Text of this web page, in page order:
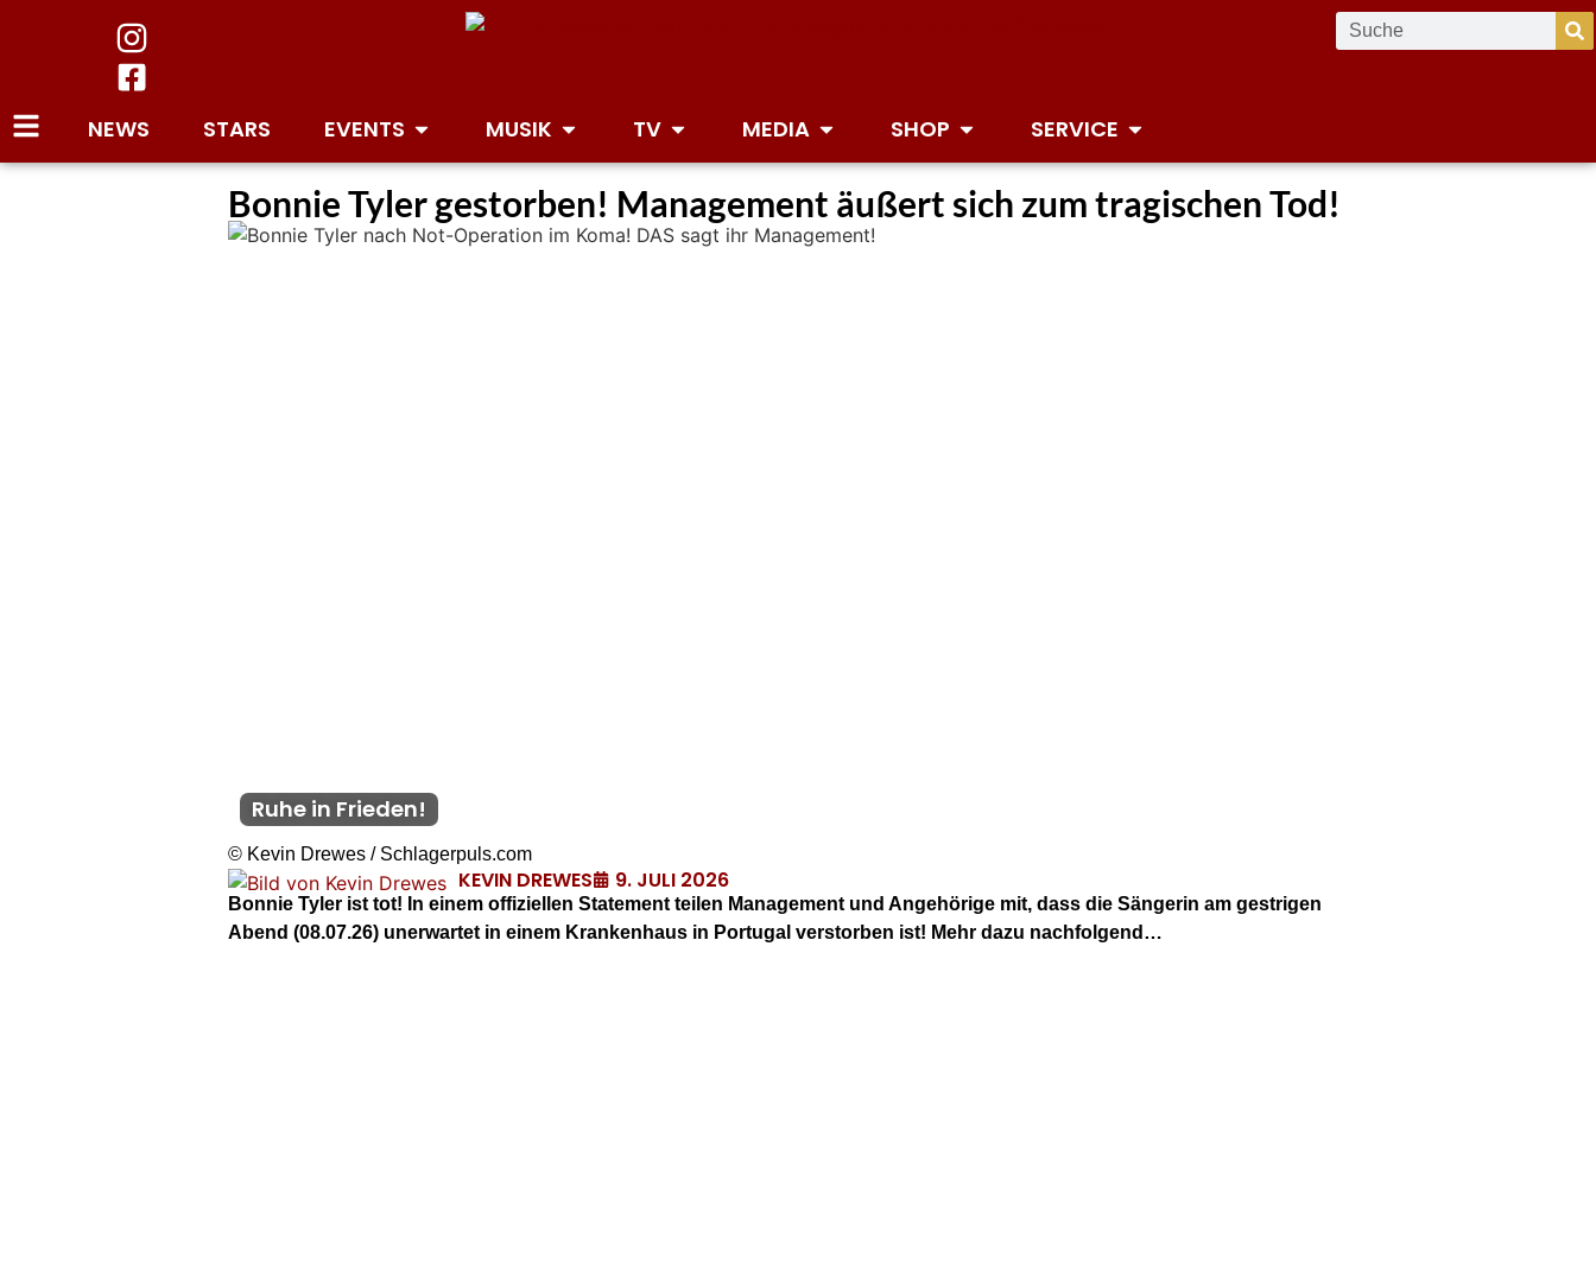
NEWS STARS EVENTS MUSIK TV MEDIA SHOP SERVICE
Bonnie Tyler gestorben! Management äußert sich zum tragischen Tod!
Ruhe in Frieden!
© Kevin Drewes / Schlagerpuls.com
KEVIN DREWES 9. JULI 2026
Bonnie Tyler ist tot! In einem offiziellen Statement teilen Management und Angehörige mit, dass die Sängerin am gestrigen
Abend (08.07.26) unerwartet in einem Krankenhaus in Portugal verstorben ist! Mehr dazu nachfolgend…